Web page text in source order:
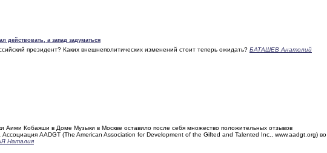
действовать, а запад задуматься
президент? Каких внешнеполитических изменений стоит теперь ожидать? БАТАШЕВ Анатолий
Аими Кобаяши в Доме Музыки в Москве оставило после себя множество положительных отзывов
AADGT (The American Association for Development of the Gifted and Talented Inc., www.aadgt.org) во
Наталия